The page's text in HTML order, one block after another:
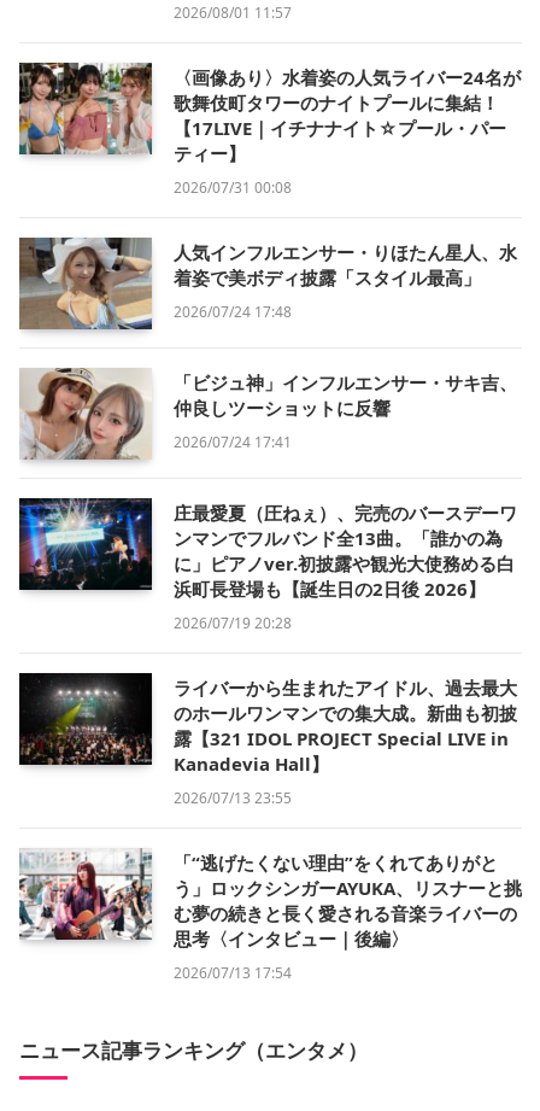
2026/08/01 11:57
〈画像あり〉水着姿の人気ライバー24名が
歌舞伎町タワーのナイトプールに集結！
【17LIVE｜イチナナイト☆プール・パー
ティー】
2026/07/31 00:08
人気インフルエンサー・りほたん星人、水
着姿で美ボディ披露「スタイル最高」
2026/07/24 17:48
「ビジュ神」インフルエンサー・サキ吉、
仲良しツーショットに反響
2026/07/24 17:41
庄最愛夏（圧ねぇ）、完売のバースデーワ
ンマンでフルバンド全13曲。「誰かの為
に」ピアノver.初披露や観光大使務める白
浜町長登場も【誕生日の2日後 2026】
2026/07/19 20:28
ライバーから生まれたアイドル、過去最大
のホールワンマンでの集大成。新曲も初披
露【321 IDOL PROJECT Special LIVE in
Kanadevia Hall】
2026/07/13 23:55
「“逃げたくない理由”をくれてありがと
う」ロックシンガーAYUKA、リスナーと挑
む夢の続きと長く愛される音楽ライバーの
思考〈インタビュー｜後編〉
2026/07/13 17:54
ニュース記事ランキング（エンタメ）